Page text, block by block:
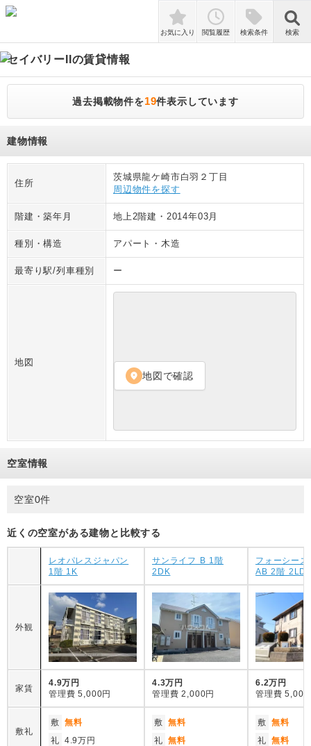
検索
お気に入り 閲覧履歴 検索条件 検索
セイバリーII の賃貸情報
過去掲載物件を19件表示しています
建物情報
住所
茨城県龍ケ崎市白羽２丁目
周辺物件を探す
階建・築年月 地上2階建 ・ 2014年03月
種別・構造 アパート ・木造
最寄り駅/列車種別 ー
地図
location_on 地図で確認
空室情報
空室0件
近くの空室がある建物と比較する
レオパレスジャパン
1階 1K
サンライフ B 1階
2DK
フォーシーズ
AB 2階
外観
家賃
4.9万円
管理費 5,000円
4.3万円
管理費 2,000円
6.2万円
管理費 5,000
敷礼
敷 無料
礼 4.9万円
敷 無料
礼 無料
敷 無料
礼 無料